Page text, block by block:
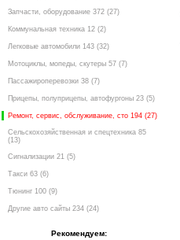
Запчасти, оборудование 372 (27)
Коммунальная техника 12 (2)
Легковые автомобили 143 (32)
Мотоциклы, мопеды, скутеры 57 (7)
Пассажироперевозки 38 (7)
Прицепы, полуприцепы, автофургоны 23 (5)
Ремонт, сервис, обслуживание, сто 194 (27)
Сельскохозяйственная и спецтехника 85
(13)
Сигнализации 21 (5)
Такси 63 (6)
Тюнинг 100 (9)
Другие авто сайты 234 (24)
Рекомендуем: